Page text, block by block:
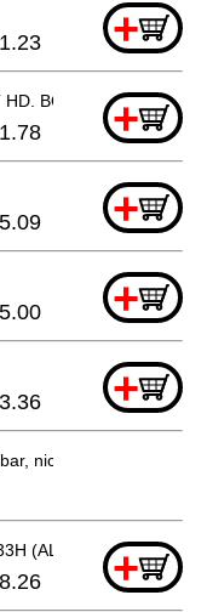
+
1.23
HD. BOLT M8+
1.78
+
+
5.00
+
3.36
nicht bestellbar
(ALT 888715)
+